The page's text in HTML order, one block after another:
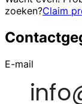
zoeken?Claim
E-mail